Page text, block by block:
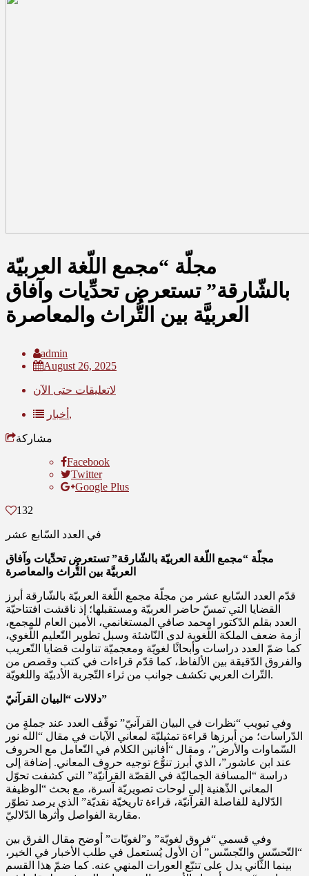
مجلّة “مجمع اللّغة العربيّة
بالشّارقة” تستعرض تحدِّيات وآفاق
العربيَّة بين التُّراث والمعاصرة
admin
August 26, 2025
لاتعليقات حتى الآن
أخبار,
مشاركة
Facebook
Twitter
Google Plus
132
في العدد السّابع عشر
مجلّة “مجمع اللّغة العربيّة بالشّارقة” تستعرض تحدِّيات وآفاق
العربيَّة بين التُّراث والمعاصرة
قدّم العدد السّابع عشر من مجلّة مجمع اللّغة العربيّة بالشّارقة أبرز
القضايا التي تمسّ حاضر العربيّة ومستقبلها؛ إذ ناقشت افتتاحيّة
العدد بقلم الدّكتور امحمد صافي المستغانمي، الأمين العام للمجمع،
أزمة ضعف الملكة اللّغوية لدى النّاشئة وسبل تطوير التّعليم اللّغوي،
كما ضمّ العدد دراسات وأبحاثًا لغويّة ومعجميّة تناولت قضايا التّعريب
والفروق الدّقيقة بين الألفاظ، كما قدّم قراءات في كتب وقصص من
التّراث العربي تكشف جوانب من ثراء التّجربة الأدبيّة واللغويّة.
دلالات “البيان القرآنيّ”
وفي تبويب “نظرات في البيان القرآنيّ” توقّف العدد عند جملةٍ من
الدّراسات؛ من أبرزها قراءة تمثيليّة لمعاني الآيات في مقال “الله نور
السّماوات والأرض”، ومقال “أفانين الكلام في التّعامل مع الحروف
عند ابن عاشور”، الذي أبرز تنوُّع توجيه حروف المعاني. إضافة إلى
دراسة “المسافة الجماليّة في القصّة القرآنيّة” التي كشفت تحوّل
المعاني الذّهنية إلى لوحات تصويريّة آسرة، مع بحث “الوظيفة
الدّلالية للفاصلة القرآنيّة، قراءة تاريخيّة نقديّة” الذي يرصد تطوّر
مقاربة الفواصل وأثرها الدّلاليّ.
وفي قسمي “فروق لغويّة” و”لغويّات” أوضح مقال الفرق بين
“التّحسّس والتّجسّس” أن الأول يُستعمل في طلب الأخبار في الخير،
بينما الثّاني يدل على تتبّع العورات المنهي عنه. كما ضمّ هذا القسم